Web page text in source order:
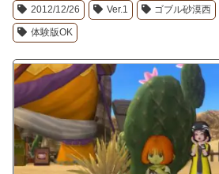
2012/12/26 Ver.1 ゴブル砂漠西
体験版OK